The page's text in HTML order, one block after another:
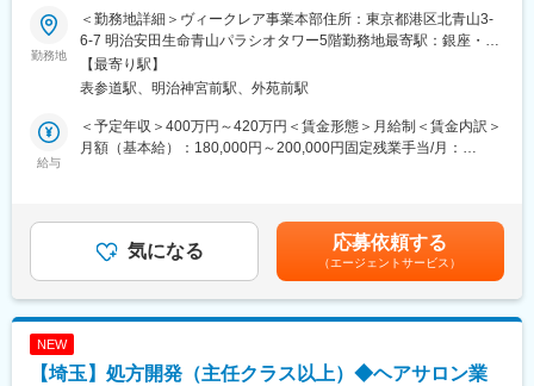
■特徴：
（１）商品開発のサイクルが早いため、ご自身が携わった商品が
市場に出やすい環境です。特に毎週月曜日に実施している製品開
発会議で自分のアイデアや企画が採用をされた場合は主担当とし
て、社内の各部門と連携をしながら販売まで結び付けていただき
ます。
（２）会社としても今後より力を入れていく分野で、入社後は今
■組織と業務の特徴：
ホーム開発部はアイリスオーヤマグループの中で家電と照明以外
プラスチック製の収納やペット用品からマスクやアルコールウェ
※株式会社ヴィークレア様への出向になります。
ドラックストア・バラエティショップの人気商品『＆honey』
『THERATIS』などのヘアケア・ボディケアを扱う当社にて、製
品開発職を募集いたします。当社は工場を持たないファブレスメ
ーカーとなっており、協力会社や社内他部署と連携しながら進め
ていく仕事となります。
・原価設計／OEMと処方開発／訴求成分の探索
・販促／店頭什器の設計および業者折衛
・薬事チェック業務など
んでいただきます。その後現場配属となり、OJTにて少しずつ業
勤務地
＜勤務地詳細＞ヴィークレア事業本部住所：東京都港区北青山3-
6-7 明治安田生命青山パラシオタワー5階勤務地最寄駅：銀座・半
蔵門・千代田線／表参道駅受動喫煙対策：屋内全面禁煙
【最寄り駅】
表参道駅、明治神宮前駅、外苑前駅
給与
＜予定年収＞400万円～420万円＜賃金形態＞月給制＜賃金内訳＞
月額（基本給）：180,000円～200,000円固定残業手当/月：
した時間外労働の残業時間代は追加支給■賞与：実績2回（2025年
度実績：1回につき基本給の1.5か月分以上）※業績により決算賞与
の支給可能性あり（実績としては5期連続支給あり）賃金はあくま
でも目安の金額であり、選考を通じて上下する可能性がありま
す。月給(月額)は固定手当を含めた表記です。
気になる 応募依頼する
（エージェントサービス）
NEW
【埼玉】処方開発（主任クラス以上）◆ヘアサロン業